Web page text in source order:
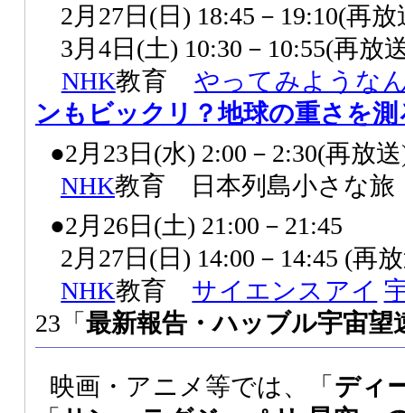
2月27日(日) 18:45－19:10(再放
3月4日(土) 10:30－10:55(再放
NHK教育 やってみような
ンもビックリ？地球の重さを測
●2月23日(水) 2:00－2:30(再放
NHK教育 日本列島小さな旅
●2月26日(土) 21:00－21:45
2月27日(日) 14:00－14:45 (再
NHK教育 サイエンスアイ
23「 最新報告・ハッブル宇宙望
映画・アニメ等では、「 ディ